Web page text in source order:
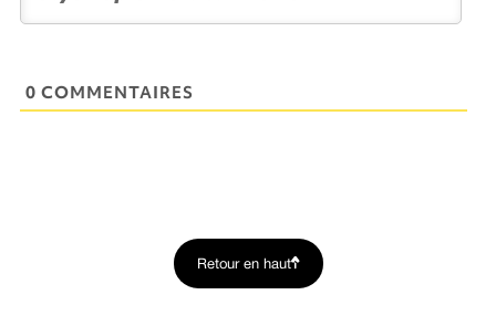
0 COMMENTAIRES
Retour en haut